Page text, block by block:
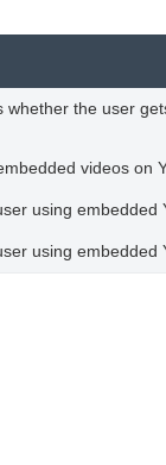
the user
videos on
using embedded
using embedded